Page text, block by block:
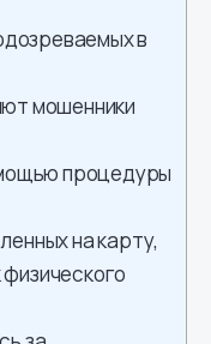
в
мошенники
процедуры
на карту,